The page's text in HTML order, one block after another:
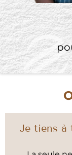
Je tiens à